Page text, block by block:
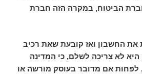
הביטוח, במקרה הזה חברת
את החשבון ואז קובעת שאת רכיב
לא צריכה לשלם, כי המדינה
אם מדובר בעוסק מורשה או